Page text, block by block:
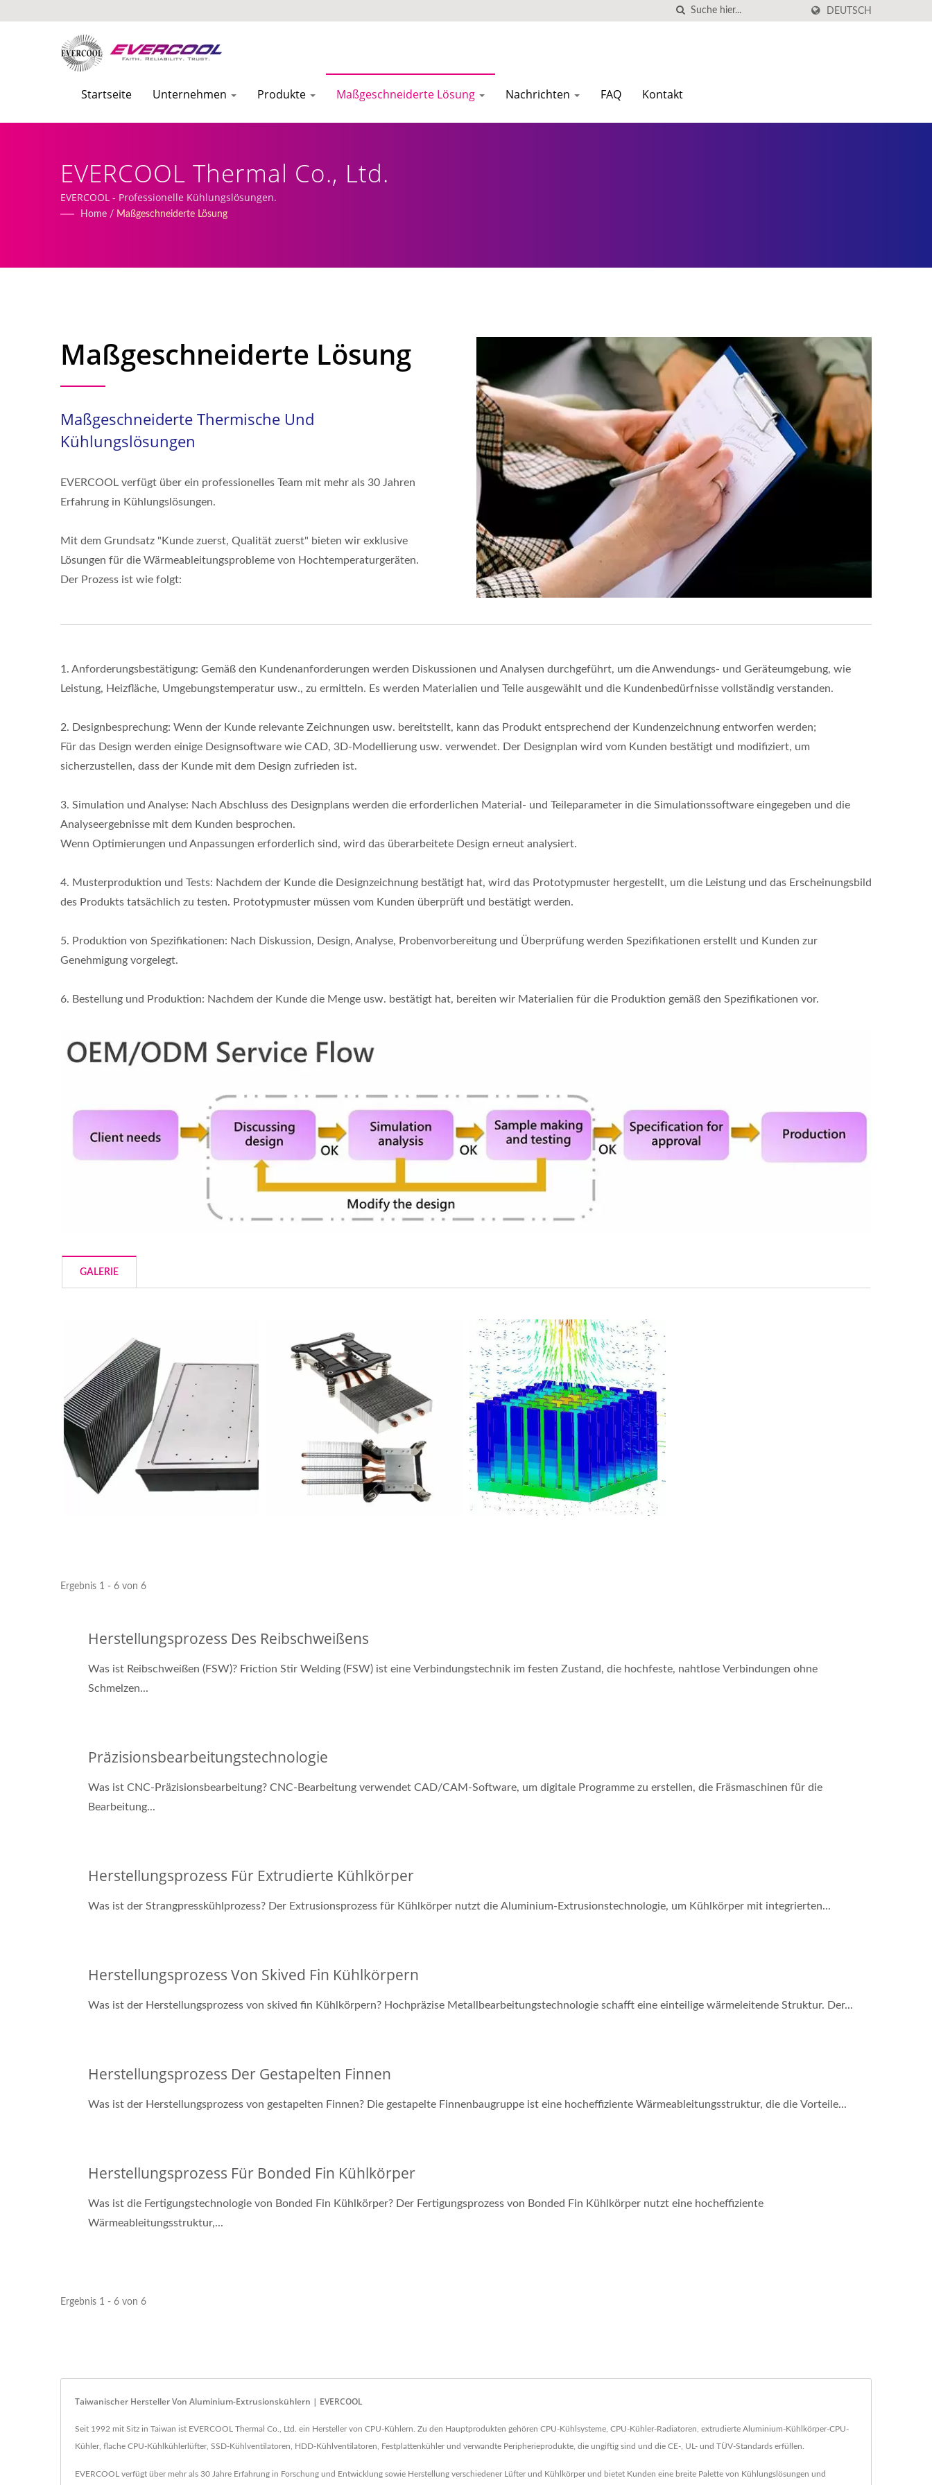
DEUTSCH
Startseite Unternehmen Produkte Maßgeschneiderte Lösung Nachrichten FAQ Kontakt
EVERCOOL Thermal Co., Ltd.
EVERCOOL - Professionelle Kühlungslösungen.
Home / Maßgeschneiderte Lösung
Maßgeschneiderte Lösung
Maßgeschneiderte Thermische Und
Kühlungslösungen
EVERCOOL verfügt über ein professionelles Team mit mehr als 30 Jahren
Erfahrung in Kühlungslösungen.
Mit dem Grundsatz "Kunde zuerst, Qualität zuerst" bieten wir exklusive
Lösungen für die Wärmeableitungsprobleme von Hochtemperaturgeräten.
Der Prozess ist wie folgt:
1. Anforderungsbestätigung: Gemäß den Kundenanforderungen werden Diskussionen und Analysen durchgeführt, um die Anwendungs- und Geräteumgebung, wie
Leistung, Heizfläche, Umgebungstemperatur usw., zu ermitteln. Es werden Materialien und Teile ausgewählt und die Kundenbedürfnisse vollständig verstanden.
2. Designbesprechung: Wenn der Kunde relevante Zeichnungen usw. bereitstellt, kann das Produkt entsprechend der Kundenzeichnung entworfen werden;
Für das Design werden einige Designsoftware wie CAD, 3D-Modellierung usw. verwendet. Der Designplan wird vom Kunden bestätigt und modifiziert, um
sicherzustellen, dass der Kunde mit dem Design zufrieden ist.
3. Simulation und Analyse: Nach Abschluss des Designplans werden die erforderlichen Material- und Teileparameter in die Simulationssoftware eingegeben und die
Analyseergebnisse mit dem Kunden besprochen.
Wenn Optimierungen und Anpassungen erforderlich sind, wird das überarbeitete Design erneut analysiert.
4. Musterproduktion und Tests: Nachdem der Kunde die Designzeichnung bestätigt hat, wird das Prototypmuster hergestellt, um die Leistung und das Erscheinungsbild
des Produkts tatsächlich zu testen. Prototypmuster müssen vom Kunden überprüft und bestätigt werden.
5. Produktion von Spezifikationen: Nach Diskussion, Design, Analyse, Probenvorbereitung und Überprüfung werden Spezifikationen erstellt und Kunden zur
Genehmigung vorgelegt.
6. Bestellung und Produktion: Nachdem der Kunde die Menge usw. bestätigt hat, bereiten wir Materialien für die Produktion gemäß den Spezifikationen vor.
GALERIE
Ergebnis 1 - 6 von 6
Herstellungsprozess Des Reibschweißens
Was ist Reibschweißen (FSW)? Friction Stir Welding (FSW) ist eine Verbindungstechnik im festen Zustand, die hochfeste, nahtlose Verbindungen ohne
Schmelzen...
Präzisionsbearbeitungstechnologie
Was ist CNC-Präzisionsbearbeitung? CNC-Bearbeitung verwendet CAD/CAM-Software, um digitale Programme zu erstellen, die Fräsmaschinen für die
Bearbeitung...
Herstellungsprozess Für Extrudierte Kühlkörper
Was ist der Strangpresskühlprozess? Der Extrusionsprozess für Kühlkörper nutzt die Aluminium-Extrusionstechnologie, um Kühlkörper mit integrierten...
Herstellungsprozess Von Skived Fin Kühlkörpern
Was ist der Herstellungsprozess von skived fin Kühlkörpern? Hochpräzise Metallbearbeitungstechnologie schafft eine einteilige wärmeleitende Struktur. Der...
Herstellungsprozess Der Gestapelten Finnen
Was ist der Herstellungsprozess von gestapelten Finnen? Die gestapelte Finnenbaugruppe ist eine hocheffiziente Wärmeableitungsstruktur, die die Vorteile...
Herstellungsprozess Für Bonded Fin Kühlkörper
Was ist die Fertigungstechnologie von Bonded Fin Kühlkörper? Der Fertigungsprozess von Bonded Fin Kühlkörper nutzt eine hocheffiziente
Wärmeableitungsstruktur,...
Ergebnis 1 - 6 von 6
Taiwanischer Hersteller Von Aluminium-Extrusionskühlern | EVERCOOL
Seit 1992 mit Sitz in Taiwan ist EVERCOOL Thermal Co., Ltd. ein Hersteller von CPU-Kühlern. Zu den Hauptprodukten gehören CPU-Kühlsysteme, CPU-Kühler-Radiatoren, extrudierte Aluminium-Kühlkörper-CPU-
Kühler, flache CPU-Kühlkühlerlüfter, SSD-Kühlventilatoren, HDD-Kühlventilatoren, Festplattenkühler und verwandte Peripherieprodukte, die ungiftig sind und die CE-, UL- und TÜV-Standards erfüllen.
EVERCOOL verfügt über mehr als 30 Jahre Erfahrung in Forschung und Entwicklung sowie Herstellung verschiedener Lüfter und Kühlkörper und bietet Kunden eine breite Palette von Kühlungslösungen und